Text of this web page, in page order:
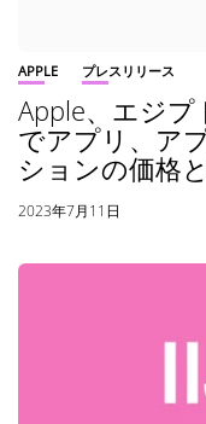
APPLE プレスリリース
Apple、エジ
でアプリ、ア
ションの価格
2023年7月11日